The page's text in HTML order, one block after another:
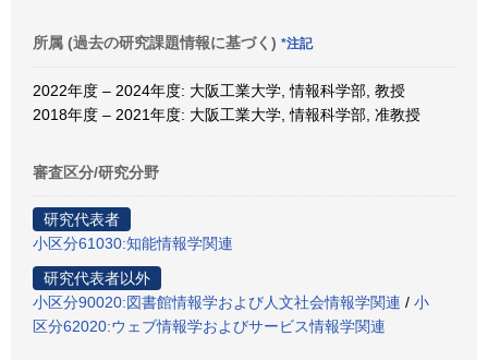
所属 (過去の研究課題情報に基づく) *注記
2022年度 – 2024年度: 大阪工業大学, 情報科学部, 教授
2018年度 – 2021年度: 大阪工業大学, 情報科学部, 准教授
審査区分/研究分野
研究代表者
小区分61030:知能情報学関連
研究代表者以外
小区分90020:図書館情報学および人文社会情報学関連 / 小
区分62020:ウェブ情報学およびサービス情報学関連